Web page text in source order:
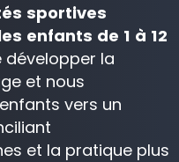
sportives
enfants de 1 à 12
développer la
et nous
vers un
et la pratique plus